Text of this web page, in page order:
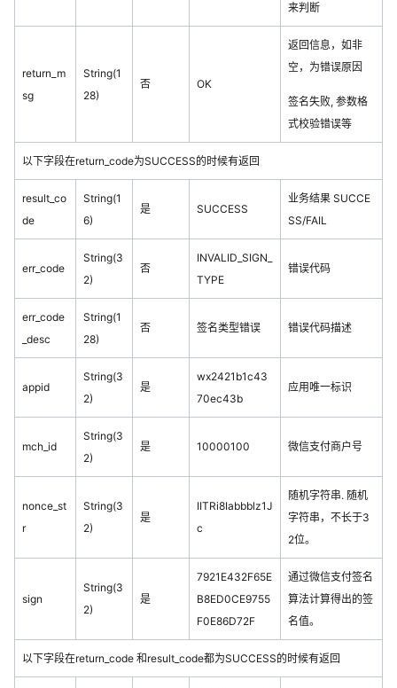
来判断
return_m
sg
String(1
28)
否 OK
返回信息，如非
空，为错误原因
签名失败, 参数格
式校验错误等
以下字段在return_code为SUCCESS的时候有返回
result_co
de
String(1
6)
是 SUCCESS
业务结果 SUCCE
SS/FAIL
err_code
String(3
2)
否
INVALID_SIGN_
TYPE
错误代码
err_code
_desc
String(1
28)
否 签名类型错误 错误代码描述
appid
String(3
2)
是
wx2421b1c43
70ec43b
应用唯一标识
mch_id
String(3
2)
是 10000100 微信支付商户号
nonce_st
r
String(3
2)
是
IITRi8Iabbblz1J
c
随机字符串. 随机
字符串，不长于3
2位。
sign
String(3
2)
是
7921E432F65E
B8ED0CE9755
F0E86D72F
通过微信支付签名
算法计算得出的签
名值。
以下字段在return_code 和result_code都为SUCCESS的时候有返回